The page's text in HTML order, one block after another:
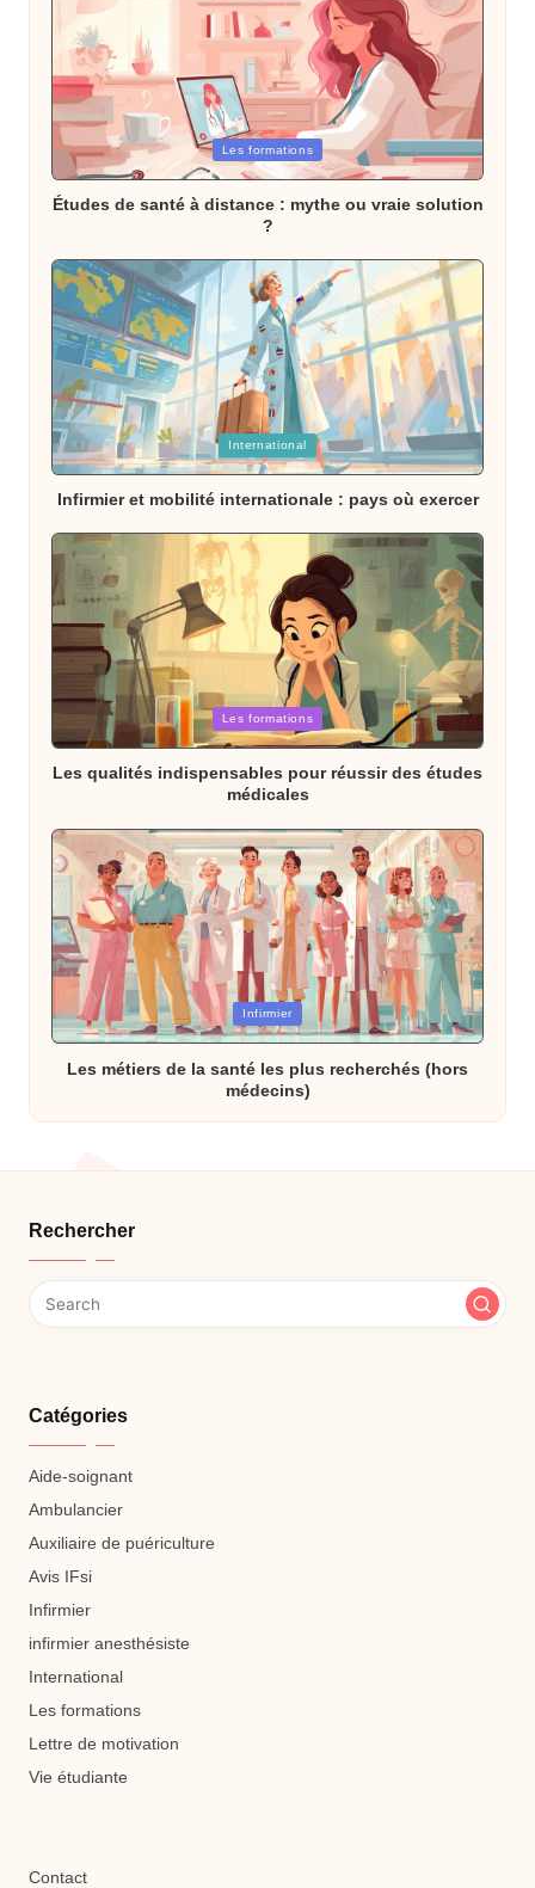
Posted
in
Les formations
Études de santé à distance : mythe ou vraie solution
?
Posted
in
International
Infirmier et mobilité internationale : pays où exercer
Posted
in
Les formations
Les qualités indispensables pour réussir des études
médicales
Posted
in
Infirmier
Les métiers de la santé les plus recherchés (hors
médecins)
Rechercher
Catégories
Aide-soignant
Ambulancier
Auxiliaire de puériculture
Avis IFsi
Infirmier
infirmier anesthésiste
International
Les formations
Lettre de motivation
Vie étudiante
Contact